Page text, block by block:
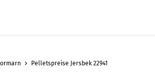
Pelletspreise Jersbek 22941